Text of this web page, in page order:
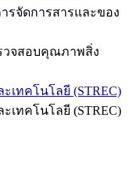
รจัดการสารและของ
วจสอบคุณภาพสิ่ง
เทคโนโลยี (STREC)
เทคโนโลยี (STREC)